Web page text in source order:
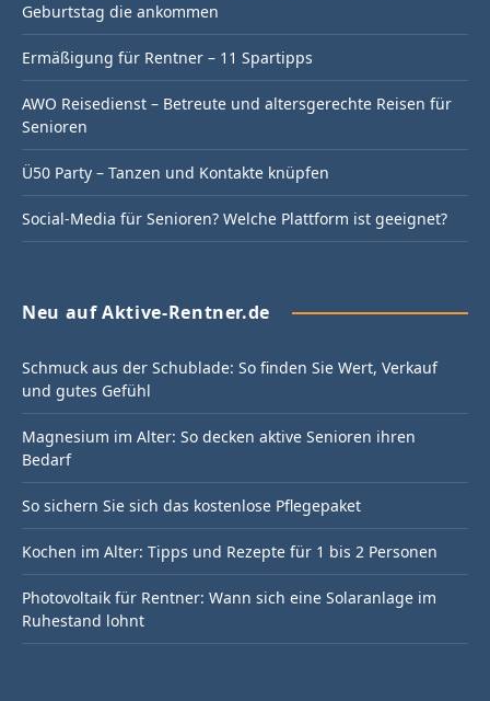
Geburtstag die ankommen
Ermäßigung für Rentner – 11 Spartipps
AWO Reisedienst – Betreute und altersgerechte Reisen für
Senioren
Ü50 Party – Tanzen und Kontakte knüpfen
Social-Media für Senioren? Welche Plattform ist geeignet?
Neu auf Aktive-Rentner.de
Schmuck aus der Schublade: So finden Sie Wert, Verkauf
und gutes Gefühl
Magnesium im Alter: So decken aktive Senioren ihren
Bedarf
So sichern Sie sich das kostenlose Pflegepaket
Kochen im Alter: Tipps und Rezepte für 1 bis 2 Personen
Photovoltaik für Rentner: Wann sich eine Solaranlage im
Ruhestand lohnt